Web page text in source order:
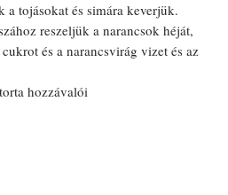
a tojásokat és simára keverjük.
reszeljük a narancsok héját,
és a narancsvirág vizet és az